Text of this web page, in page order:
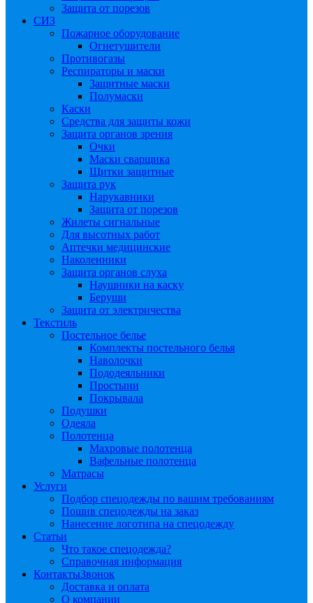
Защита от порезов
СИЗ
Пожарное оборудование
Огнетушители
Противогазы
Респираторы и маски
Защитные маски
Полумаски
Каски
Средства для защиты кожи
Защита органов зрения
Очки
Маски сварщика
Щитки защитные
Защита рук
Нарукавники
Защита от порезов
Жилеты сигнальные
Для высотных работ
Аптечки медицинские
Наколенники
Защита органов слуха
Наушники на каску
Беруши
Защита от электричества
Текстиль
Постельное белье
Комплекты постельного белья
Наволочки
Пододеяльники
Простыни
Покрывала
Подушки
Одеяла
Полотенца
Махровые полотенца
Вафельные полотенца
Матрасы
Услуги
Подбор спецодежды по вашим требованиям
Пошив спецодежды на заказ
Нанесение логотипа на спецодежду
Статьи
Что такое спецодежда?
Справочная информация
КонтактыЗвонок
Доставка и оплата
О компании